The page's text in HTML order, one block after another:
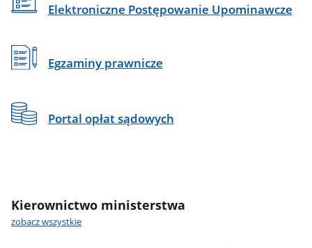
Elektroniczne Postępowanie Upominawcze
Egzaminy prawnicze
Portal opłat sądowych
Kierownictwo ministerstwa
zobacz wszystkie